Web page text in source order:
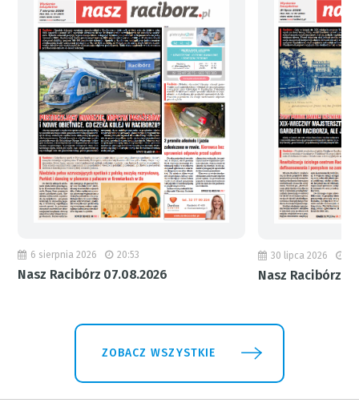
6 sierpnia 2026 20:53
Nasz Racibórz 07.08.2026
30 lipca 2026
Nasz Racibórz
ZOBACZ WSZYSTKIE